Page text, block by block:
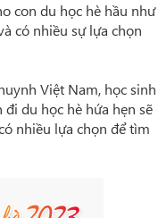
con du học hè hầu như
có nhiều sự lựa chọn
Việt Nam, học sinh
du học hè hứa hẹn sẽ
nhiều lựa chọn để tìm